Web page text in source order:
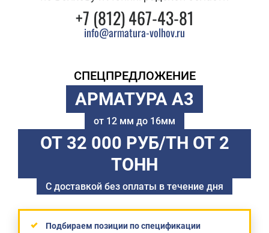
+7 (812) 467-43-81
info@armatura-volhov.ru
СПЕЦПРЕДЛОЖЕНИЕ
АРМАТУРА А3
от 12 мм до 16мм
ОТ 32 000 РУБ/ТН ОТ 2
ТОНН
С доставкой без оплаты в течение дня
Подбираем позиции по спецификации